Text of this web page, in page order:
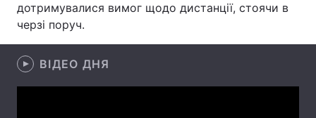
Зброя Інциденти
дотримувалися вимог щодо дистанції, стоячи в
черзі поруч.
ВІДЕО ДНЯ